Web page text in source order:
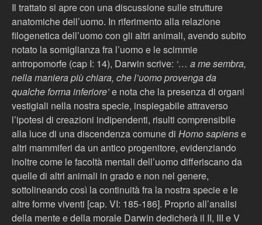
Il trattato si apre con una discussione sulle strutture
anatomiche dell’uomo. In riferimento alla relazione
filogenetica dell’uomo con gli altri animali, avendo subito
notato la somiglianza fra l’uomo e le scimmie
antropomorfe (cap I: 14), Darwin scrive: ‘… a me sembra,
nella maniera più chiara, che l’uomo provenga da
qualche forma inferiore’e nota che la presenza di organi
vestigiali nella nostra specie, inspiegabile attraverso
l’ipotesi di creazioni indipendenti, risulti comprensibile
alla luce di una discendenza comune di Homo sapiense
altri mammiferi da un antico progenitore, evidenziando
inoltre come le facoltà mentali dell’uomo differiscano da
quelle di altri animali in grado e non nel genere,
sottolineando così la continuità fra la nostra specie e le
altre forme viventi [cap. VI: 185-186]. Proprio all’analisi
della mente e della morale Darwin dedicherà il II, III e V